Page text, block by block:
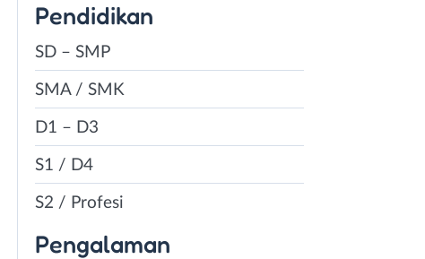
Pendidikan
SD – SMP
SMA / SMK
D1 – D3
S1 / D4
S2 / Profesi
Pengalaman